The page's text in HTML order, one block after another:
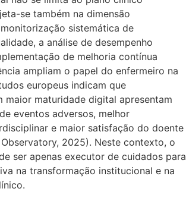
se também na dimensão
sistemática de
a análise de desempenho
de melhoria contínua
ampliam o papel do enfermeiro na
europeus indicam que
maior maturidade digital apresentam
eventos adversos, melhor
e maior satisfação do doente
2025). Neste contexto, o
ser apenas executor de cuidados para
na transformação institucional e na